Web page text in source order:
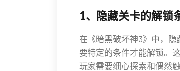
1、隐藏关卡的解锁
在《暗黑破坏神3》中，
要特定的条件才能解锁。
玩家需要细心探索和偶然